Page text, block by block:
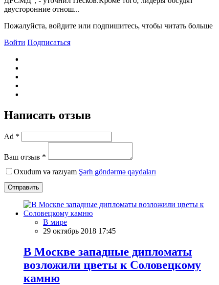
двусторонние отнош...
Пожалуйста, войдите или подпишитесь, чтобы читать больше
Войти Подписаться
Написать отзыв
Ad *
Ваш отзыв *
Oxudum və razıyam Şərh göndərmə qaydaları
Отправить
В мире
29 октябрь 2018 17:45
В Москве западные дипломаты
возложили цветы к Соловецкому
камню